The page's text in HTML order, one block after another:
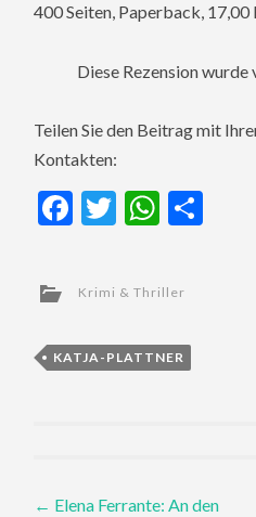
400 Seiten, Paperback, 17,00
Diese Rezension wurde
Teilen Sie den Beitrag mit
Kontakten:
Facebook
Twitter
Krimi & Thriller
KATJA-PLATTNER
Post
← Elena Ferrante: An den